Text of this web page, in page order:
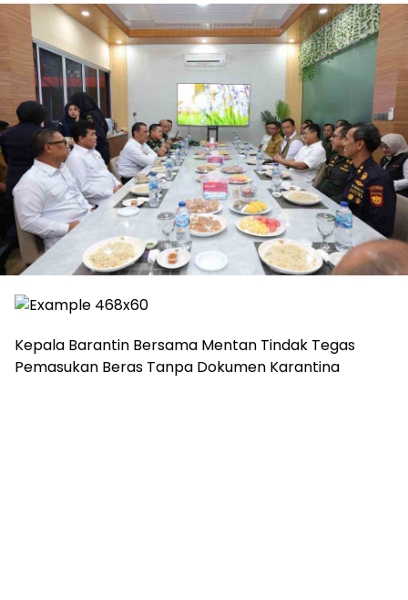
Kepala Barantin Bersama Mentan Tindak Tegas
Pemasukan Beras Tanpa Dokumen Karantina